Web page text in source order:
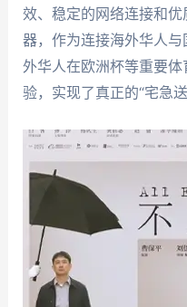
效、稳定的网络连接和
器，作为连接海外华人
外华人在欧洲杯等重要
验，实现了真正的“宅急送